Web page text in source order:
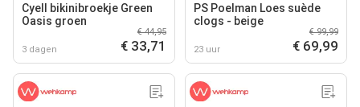
Cyell bikinibroekje Green
Oasis groen
3 dagen
€ 44,95
€ 33,71
PS Poelman Loes suède
clogs - beige
23 uur
€ 99,99
€ 69,99